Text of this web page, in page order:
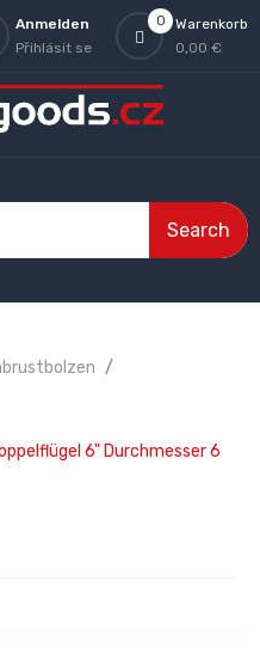
0
Warenkorb
0,00 €
Anmelden
Přihlásit se
Search
6" Durchmesser 6